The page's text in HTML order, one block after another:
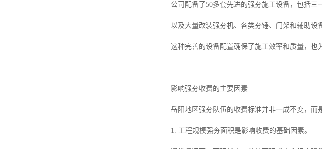
公司配备了50多套先进的强夯施工设备，包括三
以及大量改装强夯机、各类夯锤、门架和辅助设
这种完善的设备配置确保了施工效率和质量，也
影响强夯收费的主要因素
岳阳地区强夯队伍的收费标准并非一成不变，而
1. 工程规模强夯面积是影响收费的基础因素。